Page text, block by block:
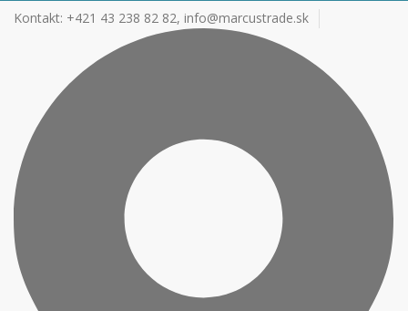
Kontakt: +421 43 238 82 82, info@marcustrade.sk